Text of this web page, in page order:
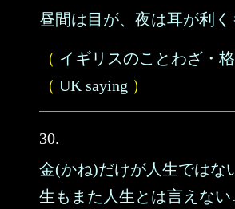
昼間は目が、夜は耳が利く
（ イギリスのことわざ・
（ UK saying ）
30.
金(かね)だけが人生ではな
生もまた人生とは言えない